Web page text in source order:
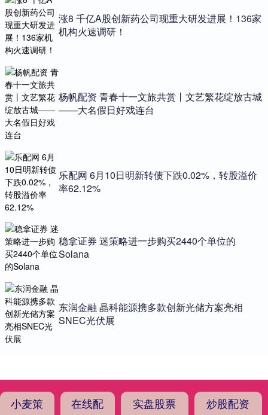
涨8 千亿A股创新药公司现重大研发进展！136家
机构火速调研！
杨帆配资 青春十一文旅共赏丨文艺繁花绽放古城
——大名假日好戏连台
乐配网 6月10日明新转债下跌0.02%，转股溢价
率62.12%
稳拿证券 迷策略进一步购买2440个单位的
Solana
东润金融 晶科能源携多款创新光储方案亮相
SNEC光伏展
小麦策
在线配
实盘股票
炒股配资